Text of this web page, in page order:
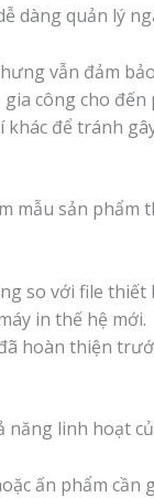
dàng quản lý
vẫn đảm
công cho đến
để tránh
sản phẩm
so với file thiết
in thế hệ mới.
hoàn thiện
linh hoạt
ấn phẩm cần